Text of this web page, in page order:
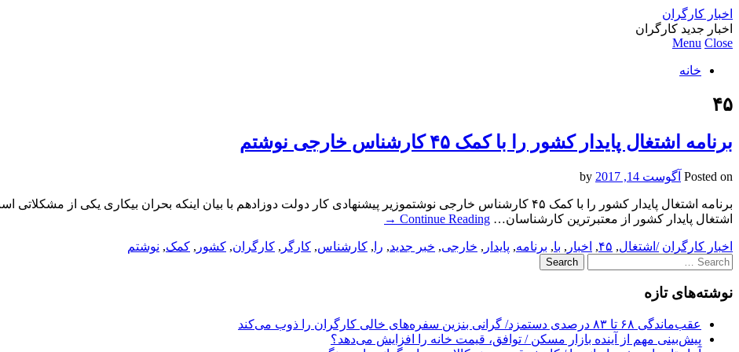
اخبار کارگران
اخبار جدید کارگران
Menu Close
خانه
۴۵
برنامه اشتغال پایدار کشور را با کمک ۴۵ کارشناس خارجی نوشتم
Posted on آگوست 14, 2017
برنامه اشتغال پایدار کشور را با کمک ۴۵ کارشناس خارجی نوشتموزیر پیشنهادی کار دولت دوزادهم با بیان اینکه بحران بیکاری
اشتغال پایدار کشور از معتبرترین کارشناسان… Continue Reading
→
اخبار کارگران /اشتغال, ۴۵, اخبار , با, برنامه, پایدار , خارجی, خبر جدید, را , کارشناس, کارگر , کارگران, کشور , کمک, نوشتم
Search
for:
نوشته‌های تازه
عقب‌ماندگی ۶۸ تا ۸۳ درصدی دستمزد/ گرانی بنزین سفره‌های خالی کارگران را ذوب می‌کند
پیش‌بینی مهم از آینده بازار مسکن / توافق، قیمت خانه را افزایش می‌دهد؟